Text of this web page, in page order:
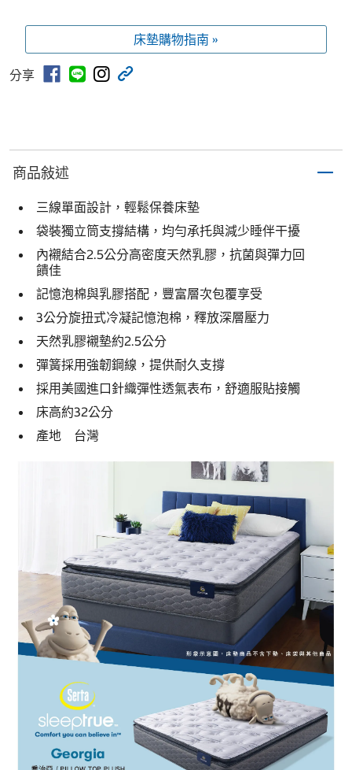
床墊購物指南 »
分享
商品敍述
三線單面設計，輕鬆保養床墊
袋裝獨立筒支撐結構，均勻承托與減少睡伴干擾
內襯結合2.5公分高密度天然乳膠，抗菌與彈力回
饋佳
記憶泡棉與乳膠搭配，豐富層次包覆享受
3公分旋扭式冷凝記憶泡棉，釋放深層壓力
天然乳膠襯墊約2.5公分
彈簧採用強韌鋼線，提供耐久支撐
採用美國進口針織彈性透氣表布，舒適服貼接觸
床高約32公分
產地 台灣